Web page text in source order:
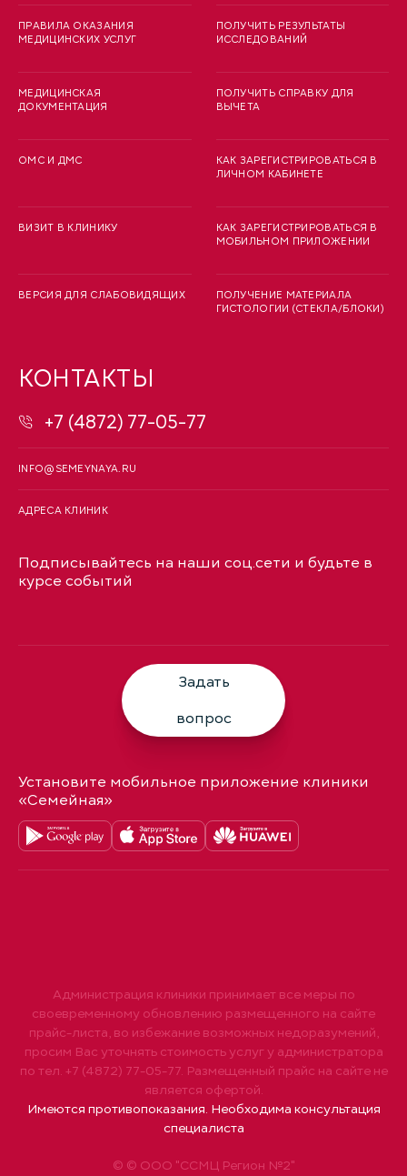
ПРАВИЛА ОКАЗАНИЯ
МЕДИЦИНСКИХ УСЛУГ
МЕДИЦИНСКАЯ
ДОКУМЕНТАЦИЯ
ОМС И ДМС
ВИЗИТ В КЛИНИКУ
ВЕРСИЯ ДЛЯ СЛАБОВИДЯЩИХ
ПОЛУЧИТЬ РЕЗУЛЬТАТЫ
ИССЛЕДОВАНИЙ
ПОЛУЧИТЬ СПРАВКУ ДЛЯ
ВЫЧЕТА
КАК ЗАРЕГИСТРИРОВАТЬСЯ В
ЛИЧНОМ КАБИНЕТЕ
КАК ЗАРЕГИСТРИРОВАТЬСЯ В
МОБИЛЬНОМ ПРИЛОЖЕНИИ
ПОЛУЧЕНИЕ МАТЕРИАЛА
ГИСТОЛОГИИ (СТЕКЛА/БЛОКИ)
КОНТАКТЫ
+7 (4872) 77-05-77
INFO@SEMEYNAYA.RU
АДРЕСА КЛИНИК
Подписывайтесь на наши соц.сети и будьте в
курсе событий
Задать
вопрос
Установите мобильное приложение клиники
«Семейная»
© © ООО "ССМЦ Регион №2"
Администрация клиники принимает все меры по
своевременному обновлению размещенного на сайте
прайс-листа, во избежание возможных недоразумений,
просим Вас уточнять стоимость услуг у администратора
по тел. +7 (4872) 77-05-77. Размещенный прайс на сайте не
является офертой.
Имеются противопоказания. Необходима консультация
специалиста